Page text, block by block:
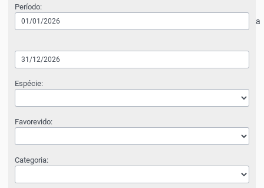
Período:
a
Espécie:
Favorevido:
Categoria: